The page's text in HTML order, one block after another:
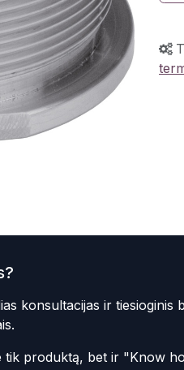
konsultacijas ir tiesioginis
tik produktą, bet ir "Know